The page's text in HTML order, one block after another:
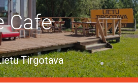
Ādažu pagasts
Bistro un ēdinīcas
un restorāni
Cafe
Tirgotava